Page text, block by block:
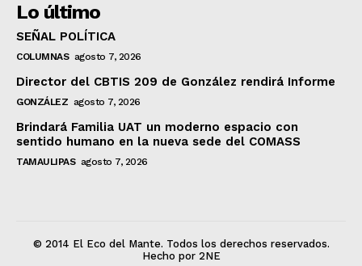
Lo último
SEÑAL POLÍTICA
COLUMNAS agosto 7, 2026
Director del CBTIS 209 de González rendirá Informe
GONZÁLEZ agosto 7, 2026
Brindará Familia UAT un moderno espacio con
sentido humano en la nueva sede del COMASS
TAMAULIPAS agosto 7, 2026
© 2014 El Eco del Mante. Todos los derechos reservados.
Hecho por 2NE